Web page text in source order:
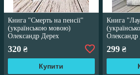
Книга "Смерть на пенсії"
(українською мовою)
Олександр Дерех
320 ₴
Купити
Книга
Олександр
299₴